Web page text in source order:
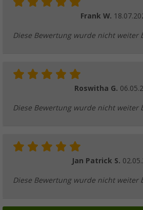
Frank W.
Diese Bewertung wurde nicht weiter
Roswitha G.
Diese Bewertung wurde nicht weiter
Jan Patrick S.
Diese Bewertung wurde nicht weiter